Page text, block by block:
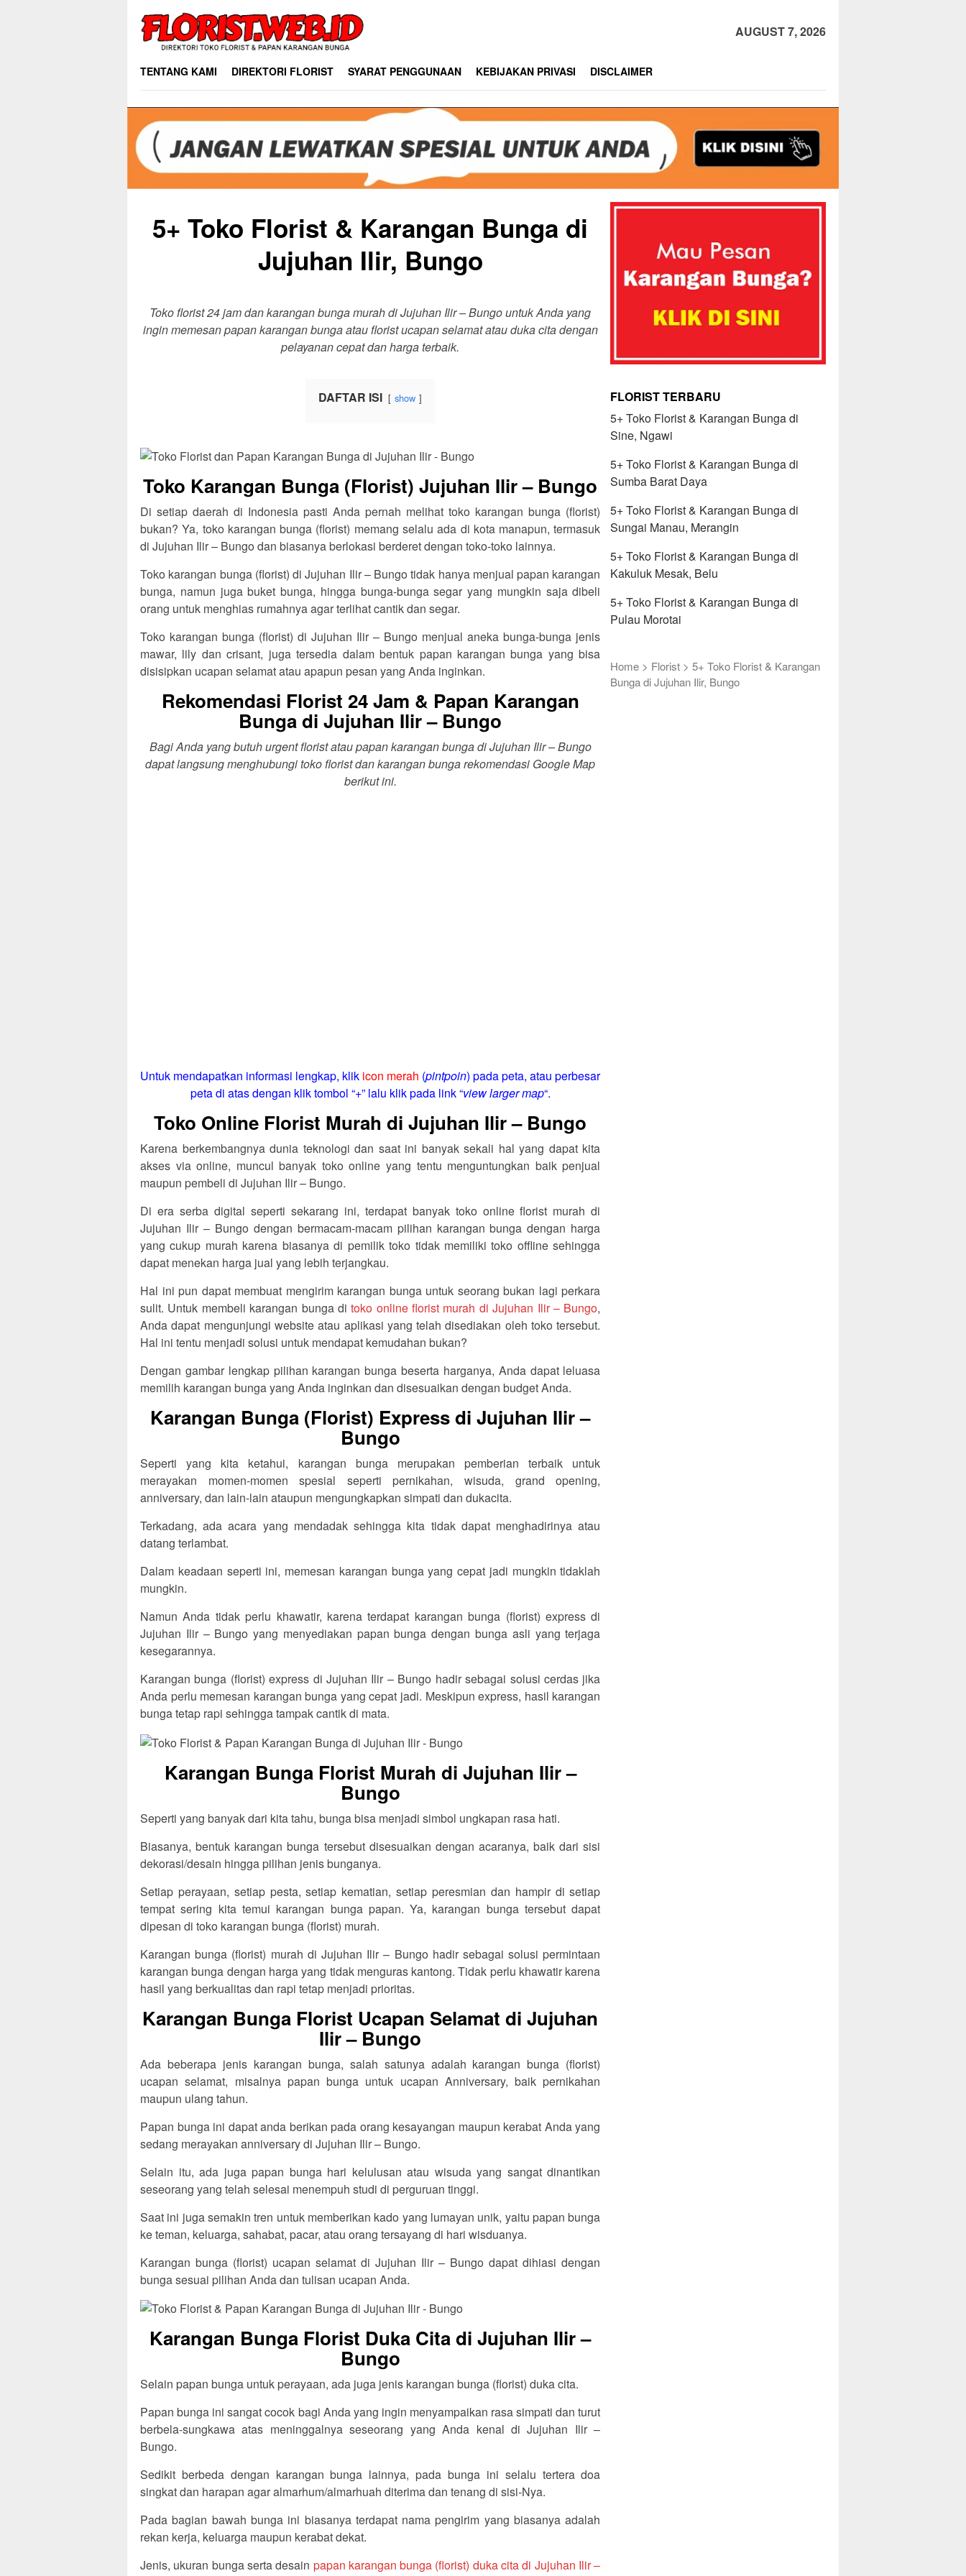
content
AUGUST 7, 2026
TENTANG KAMI DIREKTORI FLORIST SYARAT PENGGUNAAN KEBIJAKAN PRIVASI DISCLAIMER
5+ Toko Florist & Karangan Bunga di
Jujuhan Ilir, Bungo
Toko florist 24 jam dan karangan bunga murah di Jujuhan Ilir – Bungo untuk Anda yang
ingin memesan papan karangan bunga atau florist ucapan selamat atau duka cita dengan
pelayanan cepat dan harga terbaik.
DAFTAR ISI show
Toko Karangan Bunga (Florist) Jujuhan Ilir – Bungo
Di setiap daerah di Indonesia pasti Anda pernah melihat toko karangan bunga (florist)
bukan? Ya, toko karangan bunga (florist) memang selalu ada di kota manapun, termasuk
di Jujuhan Ilir – Bungo dan biasanya berlokasi berderet dengan toko-toko lainnya.
Toko karangan bunga (florist) di Jujuhan Ilir – Bungo tidak hanya menjual papan karangan
bunga, namun juga buket bunga, hingga bunga-bunga segar yang mungkin saja dibeli
orang untuk menghias rumahnya agar terlihat cantik dan segar.
Toko karangan bunga (florist) di Jujuhan Ilir – Bungo menjual aneka bunga-bunga jenis
mawar, lily dan crisant, juga tersedia dalam bentuk papan karangan bunga yang bisa
disisipkan ucapan selamat atau apapun pesan yang Anda inginkan.
Rekomendasi Florist 24 Jam & Papan Karangan
Bunga di Jujuhan Ilir – Bungo
Bagi Anda yang butuh urgent florist atau papan karangan bunga di Jujuhan Ilir – Bungo
dapat langsung menghubungi toko florist dan karangan bunga rekomendasi Google Map
berikut ini.
Untuk mendapatkan informasi lengkap, klik icon merah (pintpoin) pada peta, atau perbesar
peta di atas dengan klik tombol “+” lalu klik pada link “view larger map“.
Toko Online Florist Murah di Jujuhan Ilir – Bungo
Karena berkembangnya dunia teknologi dan saat ini banyak sekali hal yang dapat kita
akses via online, muncul banyak toko online yang tentu menguntungkan baik penjual
maupun pembeli di Jujuhan Ilir – Bungo.
Di era serba digital seperti sekarang ini, terdapat banyak toko online florist murah di
Jujuhan Ilir – Bungo dengan bermacam-macam pilihan karangan bunga dengan harga
yang cukup murah karena biasanya di pemilik toko tidak memiliki toko offline sehingga
dapat menekan harga jual yang lebih terjangkau.
Hal ini pun dapat membuat mengirim karangan bunga untuk seorang bukan lagi perkara
sulit. Untuk membeli karangan bunga ditoko online florist murah di Jujuhan Ilir – Bungo,
Anda dapat mengunjungi website atau aplikasi yang telah disediakan oleh toko tersebut.
Hal ini tentu menjadi solusi untuk mendapat kemudahan bukan?
Dengan gambar lengkap pilihan karangan bunga beserta harganya, Anda dapat leluasa
memilih karangan bunga yang Anda inginkan dan disesuaikan dengan budget Anda.
Karangan Bunga (Florist) Express di Jujuhan Ilir –
Bungo
Seperti yang kita ketahui, karangan bunga merupakan pemberian terbaik untuk
merayakan momen-momen spesial seperti pernikahan, wisuda, grand opening,
anniversary, dan lain-lain ataupun mengungkapkan simpati dan dukacita.
Terkadang, ada acara yang mendadak sehingga kita tidak dapat menghadirinya atau
datang terlambat.
Dalam keadaan seperti ini, memesan karangan bunga yang cepat jadi mungkin tidaklah
mungkin.
Namun Anda tidak perlu khawatir, karena terdapat karangan bunga (florist) express di
Jujuhan Ilir – Bungo yang menyediakan papan bunga dengan bunga asli yang terjaga
kesegarannya.
Karangan bunga (florist) express di Jujuhan Ilir – Bungo hadir sebagai solusi cerdas jika
Anda perlu memesan karangan bunga yang cepat jadi. Meskipun express, hasil karangan
bunga tetap rapi sehingga tampak cantik di mata.
Karangan Bunga Florist Murah di Jujuhan Ilir –
Bungo
Seperti yang banyak dari kita tahu, bunga bisa menjadi simbol ungkapan rasa hati.
Biasanya, bentuk karangan bunga tersebut disesuaikan dengan acaranya, baik dari sisi
dekorasi/desain hingga pilihan jenis bunganya.
Setiap perayaan, setiap pesta, setiap kematian, setiap peresmian dan hampir di setiap
tempat sering kita temui karangan bunga papan. Ya, karangan bunga tersebut dapat
dipesan di toko karangan bunga (florist) murah.
Karangan bunga (florist) murah di Jujuhan Ilir – Bungo hadir sebagai solusi permintaan
karangan bunga dengan harga yang tidak menguras kantong. Tidak perlu khawatir karena
hasil yang berkualitas dan rapi tetap menjadi prioritas.
Karangan Bunga Florist Ucapan Selamat di Jujuhan
Ilir – Bungo
Ada beberapa jenis karangan bunga, salah satunya adalah karangan bunga (florist)
ucapan selamat, misalnya papan bunga untuk ucapan Anniversary, baik pernikahan
maupun ulang tahun.
Papan bunga ini dapat anda berikan pada orang kesayangan maupun kerabat Anda yang
sedang merayakan anniversary di Jujuhan Ilir – Bungo.
Selain itu, ada juga papan bunga hari kelulusan atau wisuda yang sangat dinantikan
seseorang yang telah selesai menempuh studi di perguruan tinggi.
Saat ini juga semakin tren untuk memberikan kado yang lumayan unik, yaitu papan bunga
ke teman, keluarga, sahabat, pacar, atau orang tersayang di hari wisduanya.
Karangan bunga (florist) ucapan selamat di Jujuhan Ilir – Bungo dapat dihiasi dengan
bunga sesuai pilihan Anda dan tulisan ucapan Anda.
Karangan Bunga Florist Duka Cita di Jujuhan Ilir –
Bungo
Selain papan bunga untuk perayaan, ada juga jenis karangan bunga (florist) duka cita.
Papan bunga ini sangat cocok bagi Anda yang ingin menyampaikan rasa simpati dan turut
berbela-sungkawa atas meninggalnya seseorang yang Anda kenal di Jujuhan Ilir –
Bungo.
Sedikit berbeda dengan karangan bunga lainnya, pada bunga ini selalu tertera doa
singkat dan harapan agar almarhum/almarhuah diterima dan tenang di sisi-Nya.
Pada bagian bawah bunga ini biasanya terdapat nama pengirim yang biasanya adalah
rekan kerja, keluarga maupun kerabat dekat.
Jenis, ukuran bunga serta desain papan karangan bunga (florist) duka cita di Jujuhan Ilir –
FLORIST TERBARU
5+ Toko Florist & Karangan Bunga di
Sine, Ngawi
5+ Toko Florist & Karangan Bunga di
Sumba Barat Daya
5+ Toko Florist & Karangan Bunga di
Sungai Manau, Merangin
5+ Toko Florist & Karangan Bunga di
Kakuluk Mesak, Belu
5+ Toko Florist & Karangan Bunga di
Pulau Morotai
Home > Florist >5+ Toko Florist & Karangan
Bunga di Jujuhan Ilir, Bungo